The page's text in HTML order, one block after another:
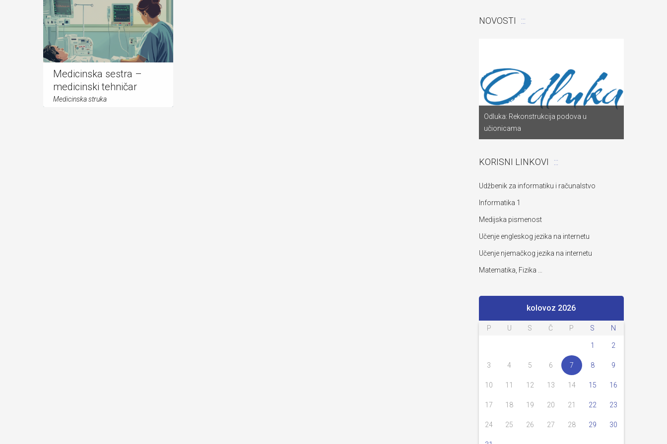
Medicinska sestra –
medicinski tehničar
Medicinska struka
NOVOSTI
Odluka: Rekonstrukcija podova u
učionicama
KORISNI LINKOVI
Udžbenik za informatiku i računalstvo
Informatika 1
Medijska pismenost
Učenje engleskog jezika na internetu
Učenje njemačkog jezika na internetu
Matematika, Fizika …
kolovoz 2026
P U S Č P S N
1 2
3 4 5 6 7 8 9
10 11 12 13 14 15 16
17 18 19 20 21 22 23
24 25 26 27 28 29 30